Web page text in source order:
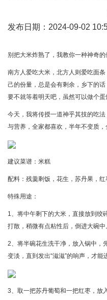
发布日期：2024-09-02
别把大米炸熟了，我教你一种神奇
南方人爱吃大米，北方人则爱吃面
己的份量，总是会有剩余，乡下的
要不就等着明天吧，虽然可以做个蛋
今天，我将传授一道神乎其技的吃
与营养，全家都喜欢，半年不变质，
建议菜谱：米糕
配料：残羹剩饭，花生，苏丹果，
特殊用途：
1、将中午剩下的大米，直接放到绞
打散，稍微有点粘性后，倒进大碗中
2、将半碗花生洗干净，放入锅中，
变淡，直到发出“滋滋”的响声，才能
3、取一把苏丹葡萄和一把红枣，放